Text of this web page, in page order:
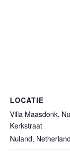
LOCATIE
Villa Maasdonk,
Kerkstraat
Nuland,